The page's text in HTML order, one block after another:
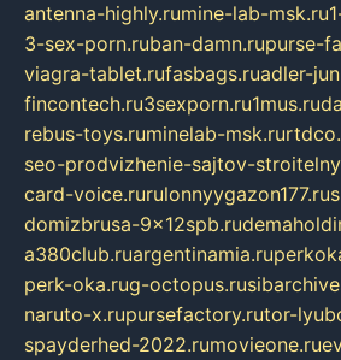
antenna-highly.rumine-lab-msk.ru
3-sex-porn.ruban-damn.rupurse-
viagra-tablet.rufasbags.ruadler-
fincontech.ru3sexporn.ru1mus.ru
rebus-toys.ruminelab-msk.ru
seo-prodvizhenie-sajtov-
card-voice.rurulonnyygazon177.ru
domizbrusa-9x12spb.ru
a380club.ruargentinamia.ru
perk-oka.rug-octopus.ru
naruto-x.rupursefactory.rutor-
spayderhed-2022.rumovieone.ru